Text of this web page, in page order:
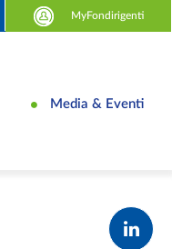
MyFondirigenti
Media & Eventi